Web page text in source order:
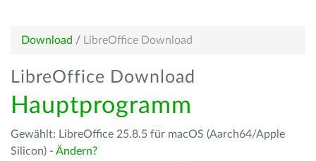
Download / LibreOffice Download
LibreOffice Download
Hauptprogramm
Gewählt: LibreOffice 25.8.5 für macOS (Aarch64/Apple
Silicon) - Ändern?